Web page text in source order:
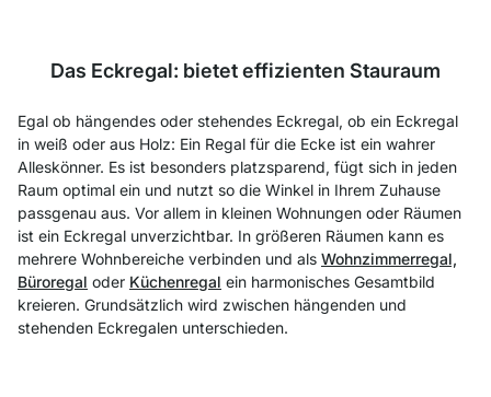
Das Eckregal: bietet effizienten Stauraum
Egal ob hängendes oder stehendes Eckregal, ob ein Eckregal
in weiß oder aus Holz: Ein Regal für die Ecke ist ein wahrer
Alleskönner. Es ist besonders platzsparend, fügt sich in jeden
Raum optimal ein und nutzt so die Winkel in Ihrem Zuhause
passgenau aus. Vor allem in kleinen Wohnungen oder Räumen
ist ein Eckregal unverzichtbar. In größeren Räumen kann es
mehrere Wohnbereiche verbinden und als Wohnzimmerregal,
Büroregal oder Küchenregal ein harmonisches Gesamtbild
kreieren. Grundsätzlich wird zwischen hängenden und
stehenden Eckregalen unterschieden.